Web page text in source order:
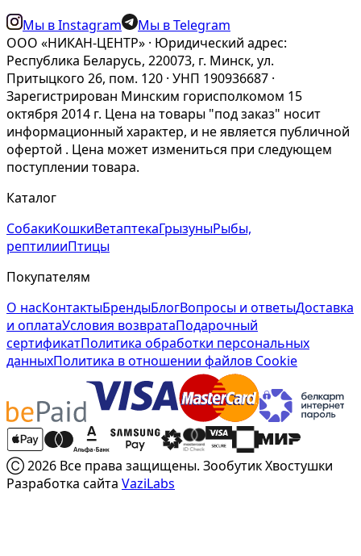
Мы в Instagram
Мы в Telegram
ООО «НИКАН-ЦЕНТР» · Юридический адрес:
Республика Беларусь, 220073, г. Минск, ул.
Притыцкого 26, пом. 120 · УНП 190936687 ·
Зарегистрирован Минским горисполкомом 15
октября 2014 г. Цена на товары "под заказ" носит
информационный характер, и не является публичной
офертой . Цена может измениться при следующем
поступлении товара.
Каталог
СобакиКошкиВетаптекаГрызуныРыбы,
рептилииПтицы
Покупателям
О насКонтактыБрендыБлогВопросы и ответыДоставка
и оплатаУсловия возвратаПодарочный
сертификатПолитика обработки персональных
данныхПолитика в отношении файлов Cookie
Ⓒ 2026 Все права защищены. Зообутик Хвостушки
Разработка сайта VaziLabs